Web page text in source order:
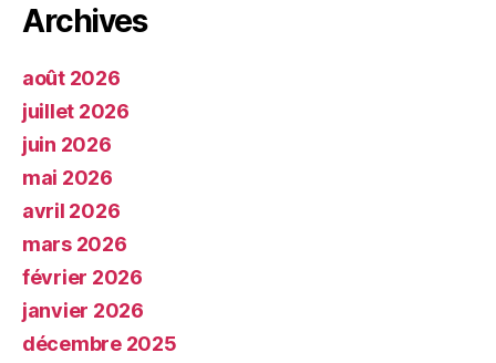
Archives
août 2026
juillet 2026
juin 2026
mai 2026
avril 2026
mars 2026
février 2026
janvier 2026
décembre 2025